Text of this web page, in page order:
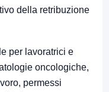
della retribuzione
per lavoratrici e
oncologiche,
permessi